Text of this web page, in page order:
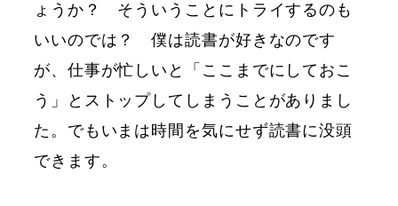
ょうか？ そういうことにトライするのも
いいのでは？ 僕は読書が好きなのです
が、仕事が忙しいと「ここまでにしておこ
う」とストップしてしまうことがありまし
た。でもいまは時間を気にせず読書に没頭
できます。